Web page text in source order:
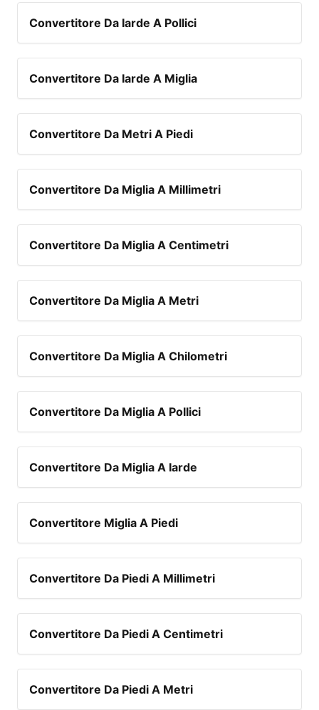
Convertitore Da Iarde A Pollici
Convertitore Da Iarde A Miglia
Convertitore Da Metri A Piedi
Convertitore Da Miglia A Millimetri
Convertitore Da Miglia A Centimetri
Convertitore Da Miglia A Metri
Convertitore Da Miglia A Chilometri
Convertitore Da Miglia A Pollici
Convertitore Da Miglia A Iarde
Convertitore Miglia A Piedi
Convertitore Da Piedi A Millimetri
Convertitore Da Piedi A Centimetri
Convertitore Da Piedi A Metri